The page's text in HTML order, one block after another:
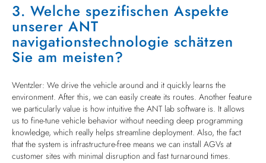
3. Welche spezifischen Aspekte
unserer ANT
navigationstechnologie schätzen
Sie am meisten?
Wentzler: We drive the vehicle around and it quickly learns the
environment. After this, we can easily create its routes. Another feature
we particularly value is how intuitive the ANT lab software is. It allows
us to fine-tune vehicle behavior without needing deep programming
knowledge, which really helps streamline deployment. Also, the fact
that the system is infrastructure-free means we can install AGVs at
customer sites with minimal disruption and fast turnaround times.